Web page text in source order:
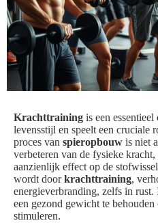
Krachttraining is een
levensstijl en speelt een cruciale
proces van spieropbouw is niet
verbeteren van de fysieke
aanzienlijk effect op de
wordt doorkrachttraining,
energieverbranding, zelfs in
een gezond gewicht te
stimuleren.